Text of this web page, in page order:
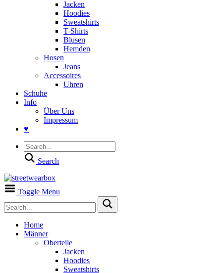
Jacken
Hoodies
Sweatshirts
T-Shirts
Blusen
Hemden
Hosen
Jeans
Accessoires
Uhren
Schuhe
Info
Über Uns
Impressum
♥
Search
Toggle Menu
Home
Männer
Oberteile
Jacken
Hoodies
Sweatshirts